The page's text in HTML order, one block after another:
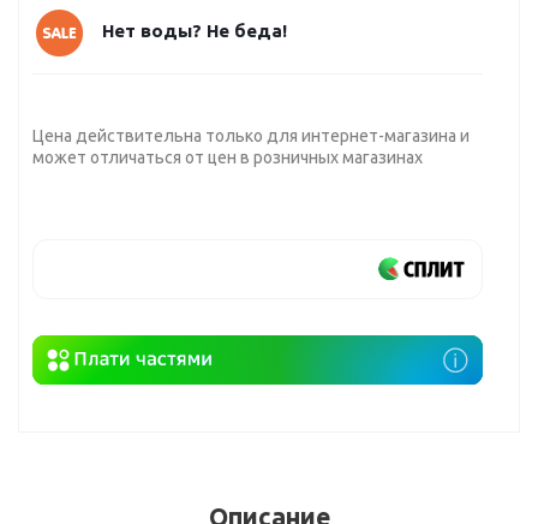
Нет воды? Не беда!
Цена действительна только для интернет-магазина и
может отличаться от цен в розничных магазинах
Описание